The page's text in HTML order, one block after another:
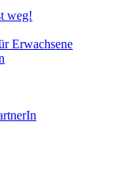
weg!
Erwachsene